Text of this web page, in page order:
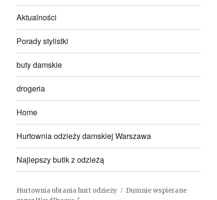
Aktualności
Porady stylistki
buty damskie
drogeria
Home
Hurtownia odzieży damskiej Warszawa
Najlepszy butik z odzieżą
Hurtownia ubrania hurt odzieży
Dumnie wspierane